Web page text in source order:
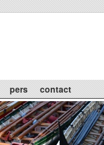
pers contact